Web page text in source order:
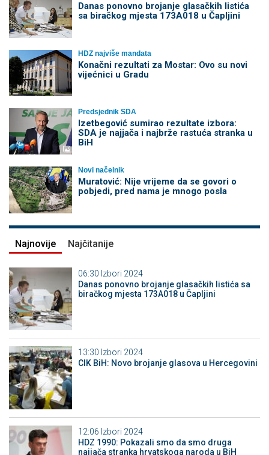
Danas ponovno brojanje glasačkih listića
sa biračkog mjesta 173A018 u Čapljini
HDZ najviše mandata
Konačni rezultati za Mostar: Ovo su novi
vijećnici u Gradu
Predsjednik SDA
Izetbegović sumirao rezultate izbora:
SDA je najjača i najbrže rastuća stranka u
BiH
Novi načelnik
Muratović: Nije vrijeme da se govori o
pobjedi, pred nama je mnogo posla
Najnovije Najčitanije
06:30 Izbori 2024
Danas ponovno brojanje glasačkih listića sa
biračkog mjesta 173A018 u Čapljini
13:30 Izbori 2024
CIK BiH: Novo brojanje glasova u Hercegovini
12:06 Izbori 2024
HDZ 1990: Pokazali smo da smo druga
najjača stranka hrvatskoga naroda u BiH